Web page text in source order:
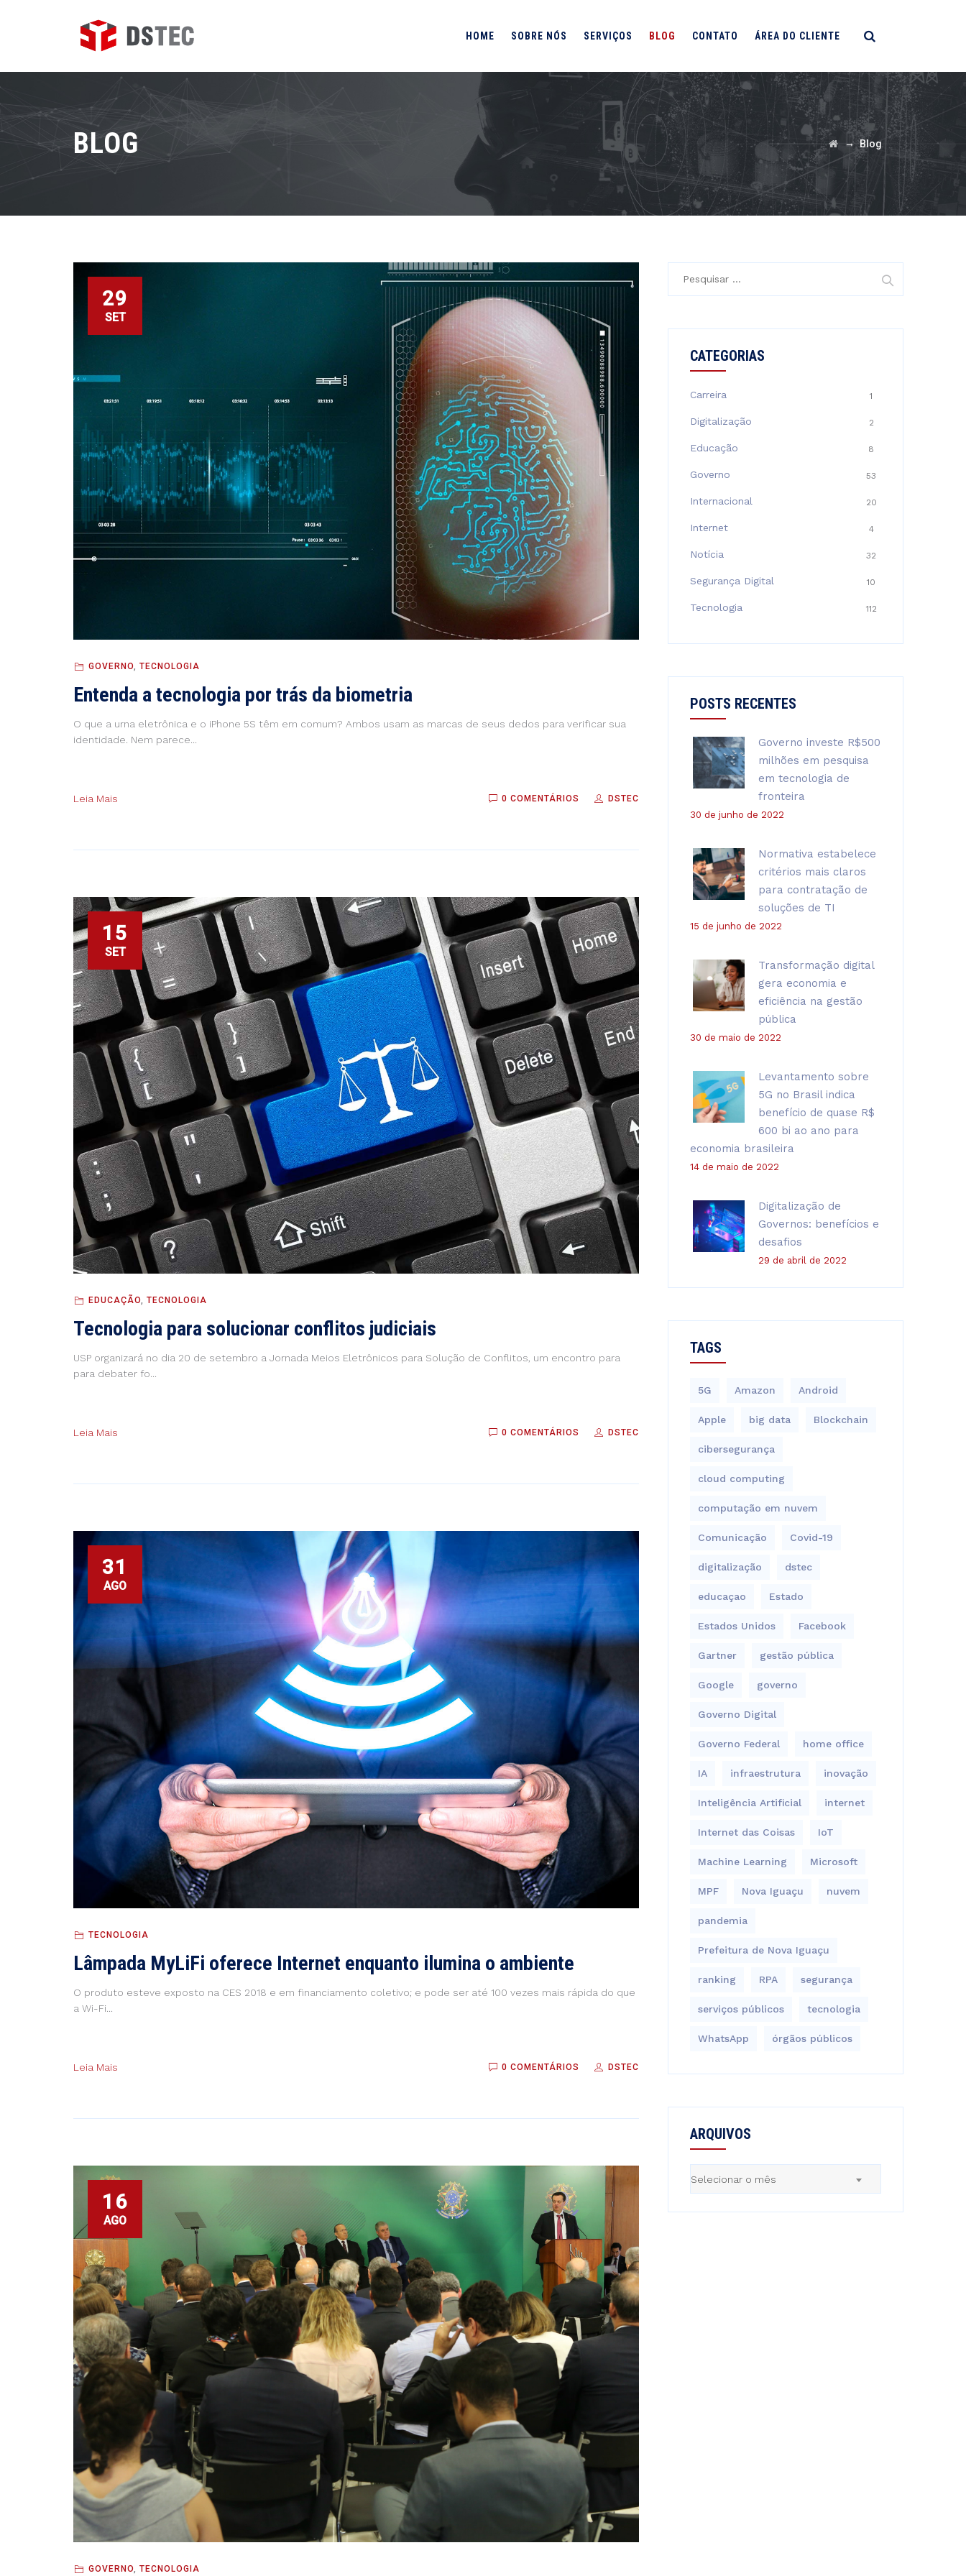
HOME SOBRE NÓS SERVIÇOS BLOG CONTATO ÁREA DO CLIENTE
BLOG →Blog
29
SET
GOVERNO, TECNOLOGIA
Entenda a tecnologia por trás da biometria
O que a urna eletrônica e o iPhone 5S têm em comum? Ambos usam as marcas de seus dedos para verificar sua
identidade. Nem parece...
Leia Mais 0 COMENTÁRIOS DSTEC
15
SET
EDUCAÇÃO, TECNOLOGIA
Tecnologia para solucionar conflitos judiciais
USP organizará no dia 20 de setembro a Jornada Meios Eletrônicos para Solução de Conflitos, um encontro para
para debater fo...
Leia Mais 0 COMENTÁRIOS DSTEC
31
AGO
TECNOLOGIA
Lâmpada MyLiFi oferece Internet enquanto ilumina o ambiente
O produto esteve exposto na CES 2018 e em financiamento coletivo; e pode ser até 100 vezes mais rápida do que
a Wi-Fi...
Leia Mais 0 COMENTÁRIOS DSTEC
16
AGO
GOVERNO, TECNOLOGIA
CATEGORIAS
Carreira 1
Digitalização 2
Educação 8
Governo 53
Internacional 20
Internet 4
Notícia 32
Segurança Digital 10
Tecnologia 112
POSTS RECENTES
Governo investe R$500
milhões em pesquisa
em tecnologia de
fronteira
30 de junho de 2022
Normativa estabelece
critérios mais claros
para contratação de
soluções de TI
15 de junho de 2022
Transformação digital
gera economia e
eficiência na gestão
pública
30 de maio de 2022
Levantamento sobre
5G no Brasil indica
benefício de quase R$
600 bi ao ano para
economia brasileira
14 de maio de 2022
Digitalização de
Governos: benefícios e
desafios
29 de abril de 2022
TAGS
5G Amazon Android
Apple big data Blockchain
cibersegurança
cloud computing
computação em nuvem
Comunicação Covid-19
digitalização dstec
educaçao Estado
Estados Unidos Facebook
Gartner gestão pública
Google governo
Governo Digital
Governo Federal home office
IA infraestrutura inovação
Inteligência Artificial internet
Internet das Coisas IoT
Machine Learning Microsoft
MPF Nova Iguaçu nuvem
pandemia
Prefeitura de Nova Iguaçu
ranking RPA segurança
serviços públicos tecnologia
WhatsApp órgãos públicos
ARQUIVOS
Selecionar o mês